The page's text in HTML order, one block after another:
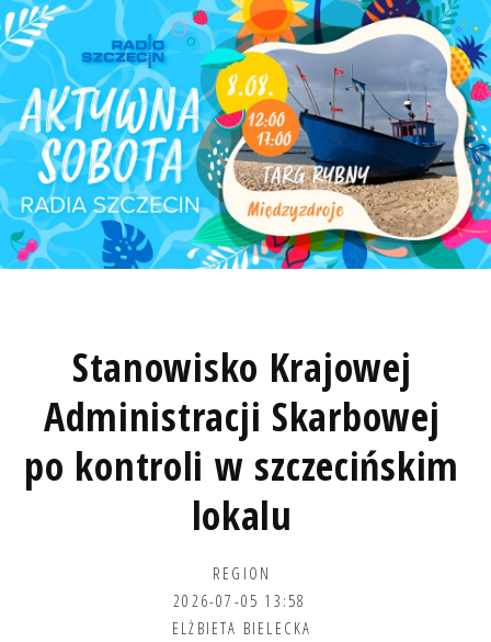
Stanowisko Krajowej
Administracji Skarbowej
po kontroli w szczecińskim
lokalu
REGION
2026-07-05 13:58
ELŻBIETA BIELECKA